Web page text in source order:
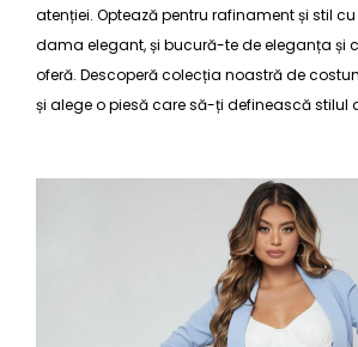
atenției. Optează pentru rafinament și stil
dama elegant, și bucură-te de eleganța și
oferă. Descoperă colecția noastră de
și alege o piesă care să-ți definească stilul